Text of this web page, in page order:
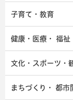
子育て・教育
健康・医療・ 福祉
文化・スポーツ・
まちづくり・ 都市